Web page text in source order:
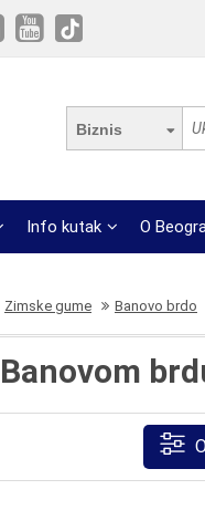
Biznis
Info kutak O
Zimske gume Banovo brdo